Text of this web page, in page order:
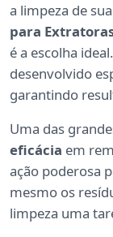
a limpeza de
para
é a escolha
desenvolvido
garantindo
Uma das
eficácia em
ação poderosa
mesmo os
limpeza uma